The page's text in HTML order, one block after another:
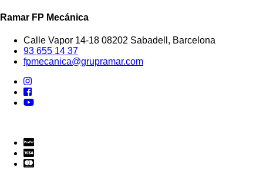
Ramar FP Mecánica
Calle Vapor 14-18 08202 Sabadell, Barcelona
93 655 14 37
fpmecanica@grupramar.com